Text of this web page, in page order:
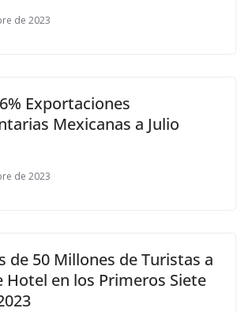
de 2023
Exportaciones
Mexicanas a Julio
de 2023
de 50 Millones de Turistas a
Hotel en los Primeros Siete